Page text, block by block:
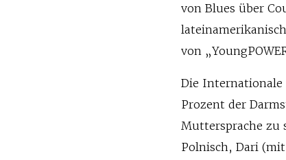
von Blues über
von
Die
Prozent der
Muttersprache zu
Polnisch, Dari